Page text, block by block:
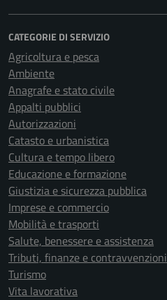
CATEGORIE DI SERVIZIO
Agricoltura e pesca
Ambiente
Anagrafe e stato civile
Appalti pubblici
Autorizzazioni
Catasto e urbanistica
Cultura e tempo libero
Educazione e formazione
Giustizia e sicurezza pubblica
Imprese e commercio
Mobilità e trasporti
Salute, benessere e assistenza
Tributi, finanze e contravvenzioni
Turismo
Vita lavorativa